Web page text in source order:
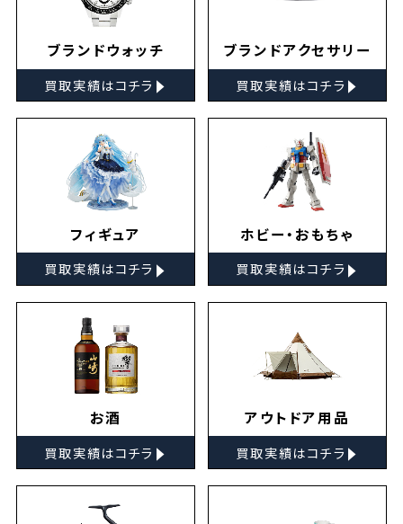
ブランドウォッチ
買取実績はコチラ ▸
ブランドアクセサリー
買取実績はコチラ ▸
フィギュア
買取実績はコチラ ▸
ホビー・おもちゃ
買取実績はコチラ ▸
お酒
買取実績はコチラ ▸
アウトドア用品
買取実績はコチラ ▸